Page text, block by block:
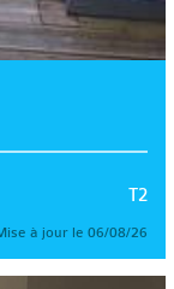
T2
à jour le 06/08/26